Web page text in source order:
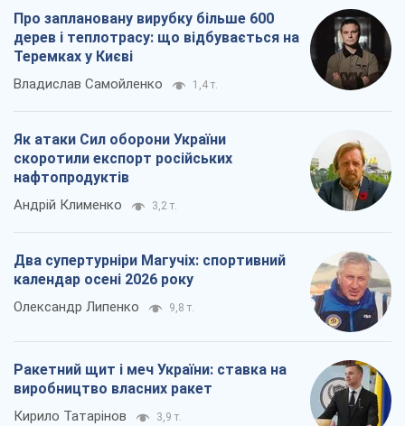
Про заплановану вирубку більше 600
дерев і теплотрасу: що відбувається на
Теремках у Києві
Владислав Самойленко 1,4 т.
Як атаки Сил оборони України
скоротили експорт російських
нафтопродуктів
Андрій Клименко 3,2 т.
Два супертурніри Магучіх: спортивний
календар осені 2026 року
Олександр Липенко 9,8 т.
Ракетний щит і меч України: ставка на
виробництво власних ракет
Кирило Татарінов 3,9 т.